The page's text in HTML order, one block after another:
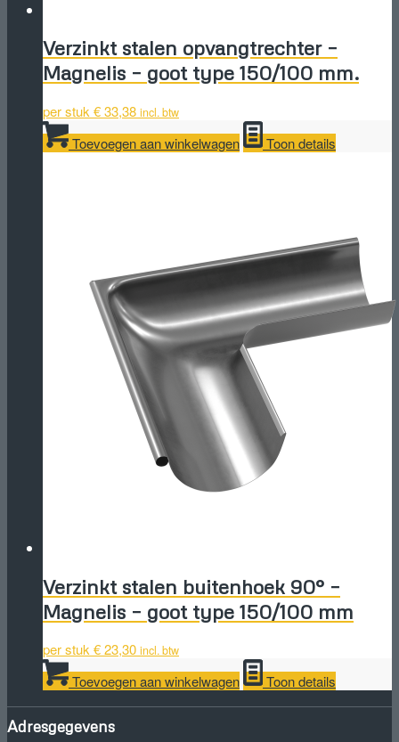
Verzinkt stalen opvangtrechter –
Magnelis – goot type 150/100 mm.
per stuk €33,38 incl. btw
Toevoegen aan winkelwagen Toon details
Verzinkt stalen buitenhoek 90° –
Magnelis – goot type 150/100 mm
per stuk€23,30 incl. btw
Toevoegen aan winkelwagen Toon details
Adresgegevens